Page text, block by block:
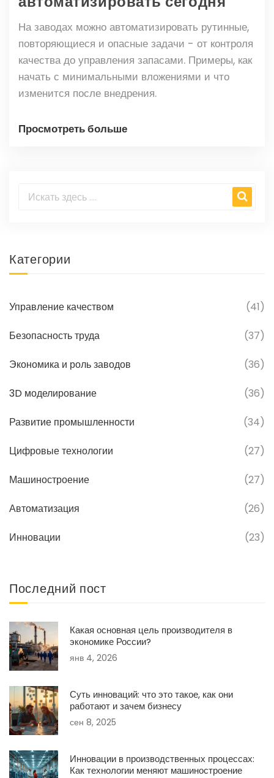
На заводах можно автоматизировать рутинные,
повторяющиеся и опасные задачи - от контроля
качества до управления запасами. Примеры, как
начать с минимальными вложениями и что
изменится после внедрения.
Просмотреть больше
Категории
Управление качеством (41)
Безопасность труда (37)
Экономика и роль заводов (36)
3D моделирование (36)
Развитие промышленности (34)
Цифровые технологии (27)
Машиностроение (27)
Автоматизация (26)
Инновации (23)
Последний пост
Какая основная цель производителя в
экономике России?
янв 4, 2026
Суть инноваций: что это такое, как они
работают и зачем бизнесу
сен 8, 2025
Инновации в производственных процессах:
Как технологии меняют машиностроение